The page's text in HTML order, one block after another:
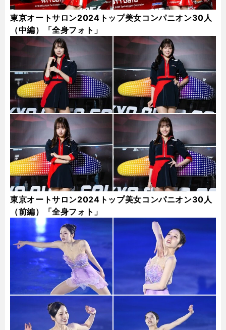
東京オートサロン2024トップ美女コンパニオン30人
（中編）「全身フォト」
東京オートサロン2024トップ美女コンパニオン30人
（前編）「全身フォト」